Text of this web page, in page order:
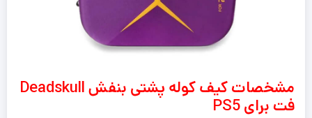
مشخصات کیف کوله پشتی بنفش Deadskull
فت برای PS5